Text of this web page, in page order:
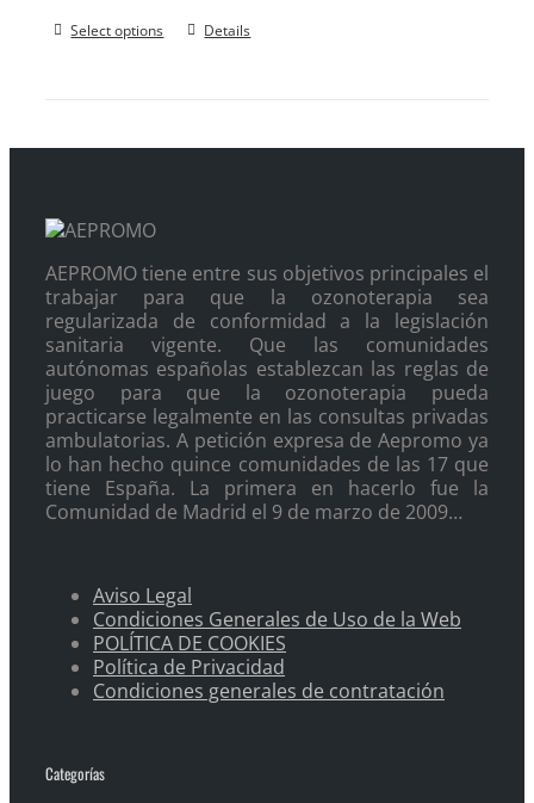
Select options Details
AEPROMO tiene entre sus objetivos principales el
trabajar para que la ozonoterapia sea
regularizada de conformidad a la legislación
sanitaria vigente. Que las comunidades
autónomas españolas establezcan las reglas de
juego para que la ozonoterapia pueda
practicarse legalmente en las consultas privadas
ambulatorias. A petición expresa de Aepromo ya
lo han hecho quince comunidades de las 17 que
tiene España. La primera en hacerlo fue la
Comunidad de Madrid el 9 de marzo de 2009…
Aviso Legal
Condiciones Generales de Uso de la Web
POLÍTICA DE COOKIES
Política de Privacidad
Condiciones generales de contratación
Categorías